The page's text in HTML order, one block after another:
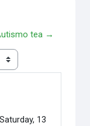
tea →
Saturday, 13